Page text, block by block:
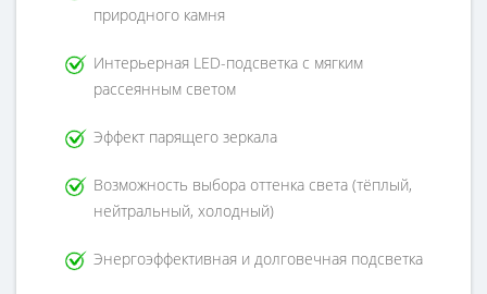
природного камня
Интерьерная LED-подсветка с мягким
рассеянным светом
Эффект парящего зеркала
Возможность выбора оттенка света (тёплый,
нейтральный, холодный)
Энергоэффективная и долговечная подсветка